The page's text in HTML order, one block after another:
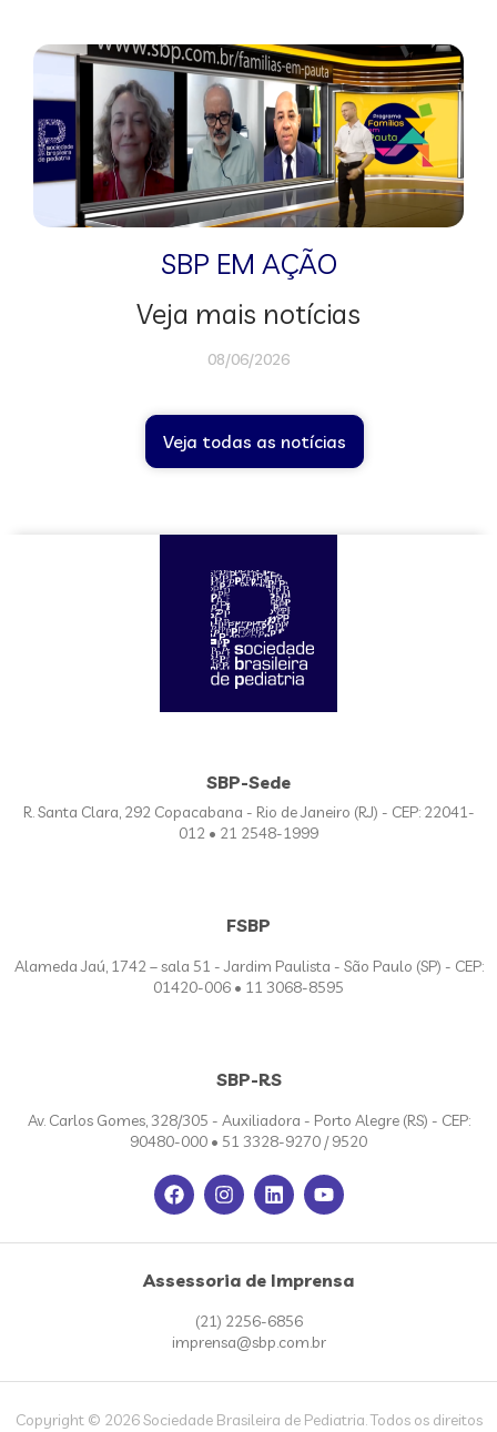
SBP EM AÇÃO
Veja mais notícias
08/06/2026
Veja todas as notícias
SBP-Sede
R. Santa Clara, 292 Copacabana - Rio de Janeiro (RJ) - CEP: 22041-
012 • 21 2548-1999
FSBP
Alameda Jaú, 1742 – sala 51 - Jardim Paulista - São Paulo (SP) - CEP:
01420-006 • 11 3068-8595
SBP-RS
Av. Carlos Gomes, 328/305 - Auxiliadora - Porto Alegre (RS) - CEP:
90480-000 • 51 3328-9270 / 9520
Assessoria de Imprensa
(21) 2256-6856
imprensa@sbp.com.br
Copyright © 2026 Sociedade Brasileira de Pediatria. Todos os direitos